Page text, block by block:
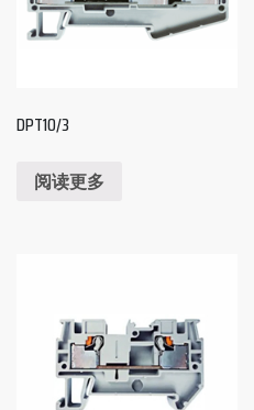
DPT10/3
阅读更多